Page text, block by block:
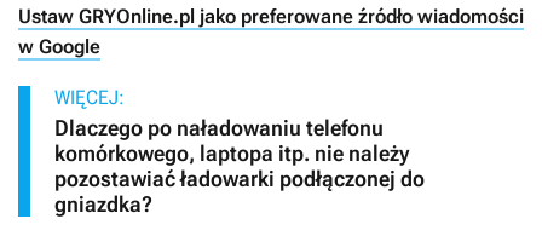
Ustaw GRYOnline.pl jako preferowane źródło wiadomości
w Google
WIĘCEJ:
Dlaczego po naładowaniu telefonu
komórkowego, laptopa itp. nie należy
pozostawiać ładowarki podłączonej do
gniazdka?